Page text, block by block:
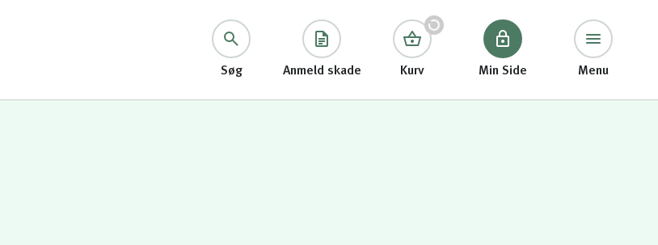
Søg Anmeld skade Kurv Min Side Menu